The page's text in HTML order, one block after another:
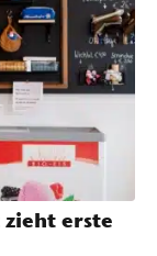
zieht erste